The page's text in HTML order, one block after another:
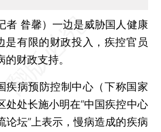
者 昝馨） 一边是威胁国人健康
是有限的财政投入，疾控官员
财政支持。
病预防控制中心（下称国家
处处长施小明在“中国疾控中心
论坛”上表示，慢病造成的疾病